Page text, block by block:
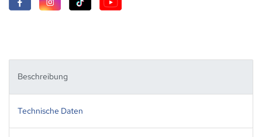
Beschreibung
Technische Daten